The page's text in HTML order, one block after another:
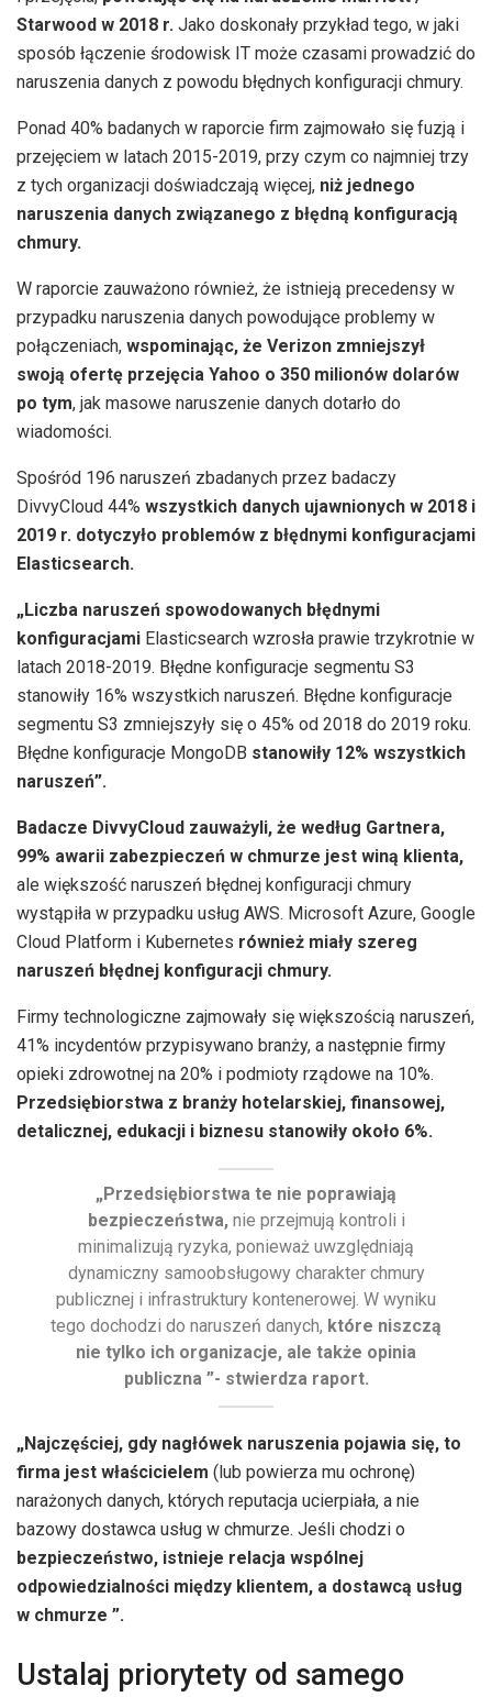
Starwood w 2018 r. Jako doskonały przykład tego, w jaki
sposób łączenie środowisk IT może czasami prowadzić do
naruszenia danych z powodu błędnych konfiguracji chmury.
Ponad 40% badanych w raporcie firm zajmowało się fuzją i
przejęciem w latach 2015-2019, przy czym co najmniej trzy
z tych organizacji doświadczają więcej, niż jednego
naruszenia danych związanego z błędną konfiguracją
chmury.
W raporcie zauważono również, że istnieją precedensy w
przypadku naruszenia danych powodujące problemy w
połączeniach, wspominając, że Verizon zmniejszył
swoją ofertę przejęcia Yahoo o 350 milionów dolarów
po tym, jak masowe naruszenie danych dotarło do
wiadomości.
Spośród 196 naruszeń zbadanych przez badaczy
DivvyCloud 44% wszystkich danych ujawnionych w 2018 i
2019 r. dotyczyło problemów z błędnymi konfiguracjami
Elasticsearch.
„Liczba naruszeń spowodowanych błędnymi
konfiguracjami Elasticsearch wzrosła prawie trzykrotnie w
latach 2018-2019. Błędne konfiguracje segmentu S3
stanowiły 16% wszystkich naruszeń. Błędne konfiguracje
segmentu S3 zmniejszyły się o 45% od 2018 do 2019 roku.
Błędne konfiguracje MongoDB stanowiły 12% wszystkich
naruszeń”.
Badacze DivvyCloud zauważyli, że według Gartnera,
99% awarii zabezpieczeń w chmurze jest winą klienta,
ale większość naruszeń błędnej konfiguracji chmury
wystąpiła w przypadku usług AWS. Microsoft Azure, Google
Cloud Platform i Kubernetes również miały szereg
naruszeń błędnej konfiguracji chmury.
Firmy technologiczne zajmowały się większością naruszeń,
41% incydentów przypisywano branży, a następnie firmy
opieki zdrowotnej na 20% i podmioty rządowe na 10%.
Przedsiębiorstwa z branży hotelarskiej, finansowej,
detalicznej, edukacji i biznesu stanowiły około 6%.
„Przedsiębiorstwa te nie poprawiają
bezpieczeństwa,nie przejmują kontroli i
minimalizują ryzyka, ponieważ uwzględniają
dynamiczny samoobsługowy charakter chmury
publicznej i infrastruktury kontenerowej. W wyniku
tego dochodzi do naruszeń danych, które niszczą
nie tylko ich organizacje, ale także opinia
publiczna ”- stwierdza raport.
„Najczęściej, gdy nagłówek naruszenia pojawia się, to
firma jest właścicielem (lub powierza mu ochronę)
narażonych danych, których reputacja ucierpiała, a nie
bazowy dostawca usług w chmurze. Jeśli chodzi o
bezpieczeństwo, istnieje relacja wspólnej
odpowiedzialności między klientem, a dostawcą usług
w chmurze ”.
Ustalaj priorytety od samego